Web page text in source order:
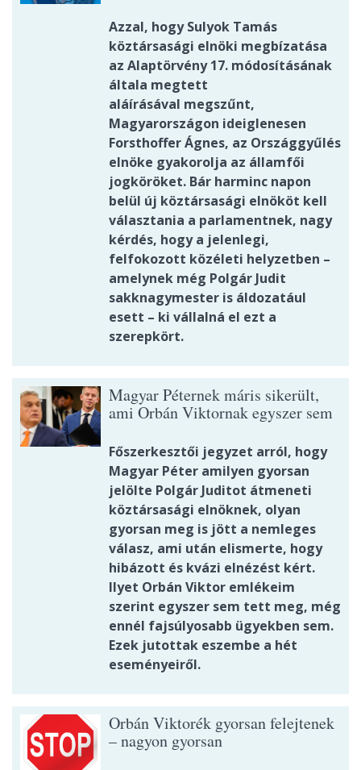
Azzal, hogy Sulyok Tamás
köztársasági elnöki megbízatása
az Alaptörvény 17. módosításának
általa megtett
aláírásával megszűnt,
Magyarországon ideiglenesen
Forsthoffer Ágnes, az Országgyűlés
elnöke gyakorolja az államfői
jogköröket. Bár harminc napon
belül új köztársasági elnököt kell
választania a parlamentnek, nagy
kérdés, hogy a jelenlegi,
felfokozott közéleti helyzetben –
amelynek még Polgár Judit
sakknagymester is áldozatául
esett – ki vállalná el ezt a
szerepkört.
Magyar Péternek máris sikerült,
ami Orbán Viktornak egyszer sem
Főszerkesztői jegyzet arról, hogy
Magyar Péter amilyen gyorsan
jelölte Polgár Juditot átmeneti
köztársasági elnöknek, olyan
gyorsan meg is jött a nemleges
válasz, ami után elismerte, hogy
hibázott és kvázi elnézést kért.
Ilyet Orbán Viktor emlékeim
szerint egyszer sem tett meg, még
ennél fajsúlyosabb ügyekben sem.
Ezek jutottak eszembe a hét
eseményeiről.
Orbán Viktorék gyorsan felejtenek
– nagyon gyorsan